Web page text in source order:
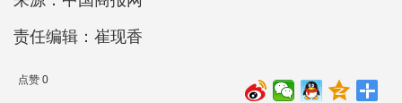
责任编辑：崔现香
点赞 0